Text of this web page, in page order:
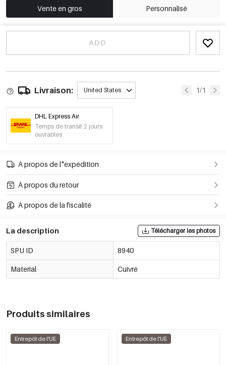
Vente en gros Personnalisé
ADD
Livraison: United States 1/1
DHL Express Air
Temps de transit 2 jours
ouvrables
À propos de l"expédition
À propos du retour
À propos de la fiscalité
La description Télécharger les photos
SPU ID 8940
Material Cuivré
Produits similaires
Entrepôt de l'UE Entrepôt de l'UE